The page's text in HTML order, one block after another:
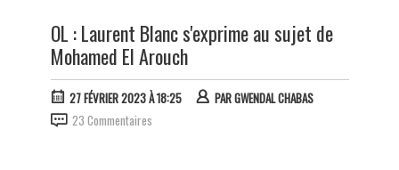
OL : Laurent Blanc s'exprime au sujet de
Mohamed El Arouch
27 FÉVRIER 2023 À 18:25 PARGWENDAL CHABAS
23 Commentaires